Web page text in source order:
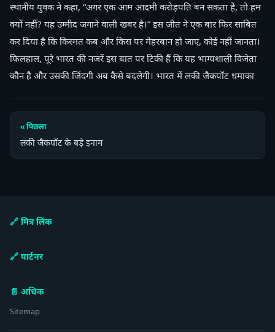
स्थानीय युवक ने कहा, “अगर एक आम आदमी करोड़पति बन सकता है, तो हम
क्यों नहीं? यह उम्मीद जगाने वाली खबर है।” इस जीत ने एक बार फिर साबित
कर दिया है कि किस्मत कब और किस पर मेहरबान हो जाए, कोई नहीं जानता।
फिलहाल, पूरे भारत की नजरें इस बात पर टिकी हैं कि यह भाग्यशाली विजेता
कौन है और उसकी जिंदगी अब कैसे बदलेगी। भारत में लकी जैकपॉट धमाका
« पिछला
लकी जैकपॉट के बड़े इनाम
🔗 मित्र लिंक
🔗 पार्टनर
📄 अधिक
Sitemap